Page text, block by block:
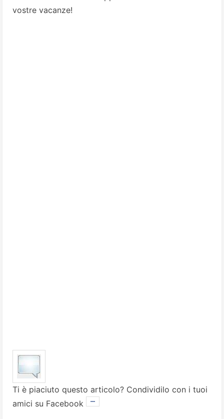
vostre vacanze!
Ti è piaciuto questo articolo? Condividilo con i tuoi
amici su Facebook